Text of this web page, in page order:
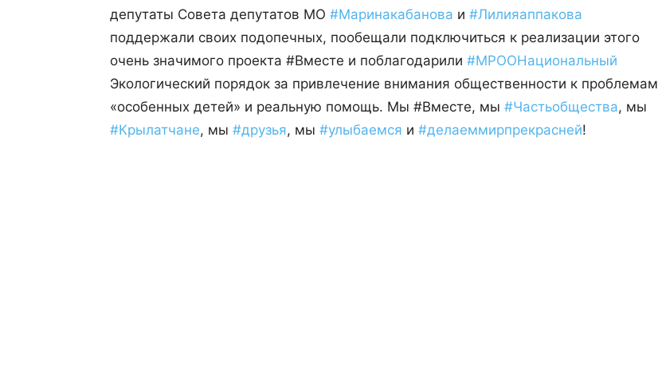
депутаты Совета депутатов МО #Маринакабанова и #Лилияаппакова
поддержали своих подопечных, пообещали подключиться к реализации этого
очень значимого проекта #Вместе и поблагодарили #МРООНациональный
Экологический порядок за привлечение внимания общественности к проблемам
«особенных детей» и реальную помощь. Мы #Вместе, мы #Частьобщества, мы
#Крылатчане, мы #друзья, мы #улыбаемся и #делаеммирпрекрасней!